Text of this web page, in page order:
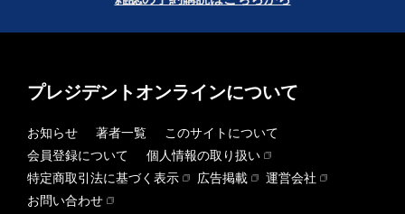
プレジデントオンラインについて
お知らせ 著者一覧
このサイトについて
会員登録について
個人情報の取り扱い
特定商取引法に基づく表示
広告掲載
運営会社
お問い合わせ